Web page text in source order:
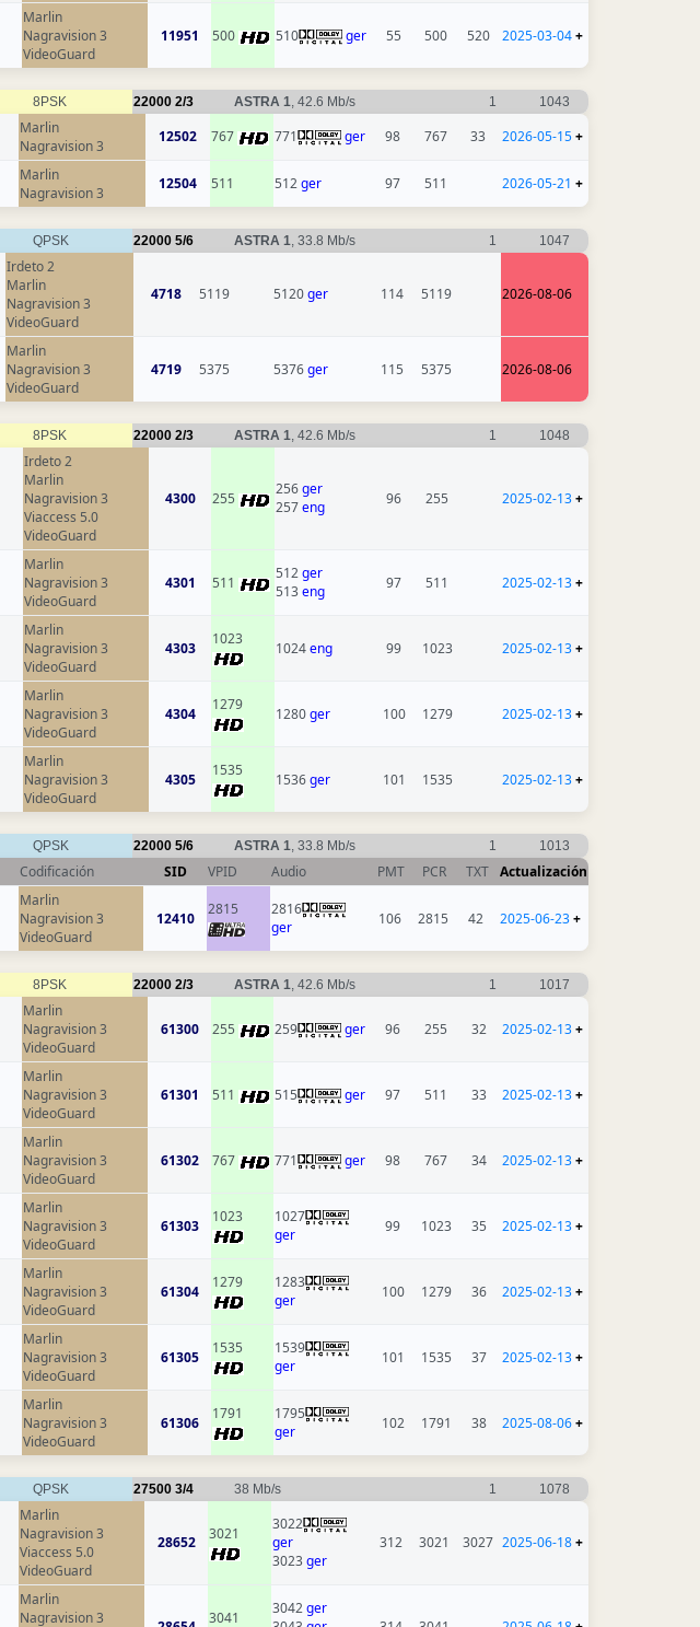
Marlin
Nagravision 3
VideoGuard
11951 500 510 ger 55 500 520 2025-03-04+
8PSK 22000 2/3 ASTRA 1, 42.6 Mb/s 1 1043
Marlin
Nagravision 3
12502 767 771 ger 98 767 33 2026-05-15+
Marlin
Nagravision 3
12504 511 512ger 97 511 2026-05-21 +
QPSK 22000 5/6 ASTRA 1, 33.8 Mb/s 1 1047
Irdeto 2
Marlin
Nagravision 3
VideoGuard
4718 5119 5120ger 114 5119 2026-08-06
Marlin
Nagravision 3
VideoGuard
4719 5375 5376ger 115 5375 2026-08-06
8PSK 22000 2/3 ASTRA 1, 42.6 Mb/s 1 1048
Irdeto 2
Marlin
Nagravision 3
Viaccess 5.0
VideoGuard
4300 255
256ger
257eng 96 255 2025-02-13+
Marlin
Nagravision 3
VideoGuard
4301 511
512ger
513eng 97 511 2025-02-13+
Marlin
Nagravision 3
VideoGuard
4303
1023
1024eng 99 1023 2025-02-13+
Marlin
Nagravision 3
VideoGuard
4304
1279
1280ger 100 1279 2025-02-13+
Marlin
Nagravision 3
VideoGuard
4305
1535
1536ger 101 1535 2025-02-13+
QPSK 22000 5/6 ASTRA 1, 33.8 Mb/s 1 1013
Codificación SID VPID Audio PMT PCR TXT Actualización
Marlin
Nagravision 3
VideoGuard
12410
2815
2816
ger
106 2815 42 2025-06-23+
8PSK 22000 2/3 ASTRA 1, 42.6 Mb/s 1 1017
Marlin
Nagravision 3
VideoGuard
61300 255 259 ger 96 255 32 2025-02-13+
Marlin
Nagravision 3
VideoGuard
61301 511 515 ger 97 511 33 2025-02-13+
Marlin
Nagravision 3
VideoGuard
61302 767 771 ger 98 767 34 2025-02-13+
Marlin
Nagravision 3
VideoGuard
61303
1023
1027
ger
99 1023 35 2025-02-13+
Marlin
Nagravision 3
VideoGuard
61304
1279
1283
ger
100 1279 36 2025-02-13+
Marlin
Nagravision 3
VideoGuard
61305
1535
1539
ger
101 1535 37 2025-02-13+
Marlin
Nagravision 3
VideoGuard
61306
1791
1795
ger
102 1791 38 2025-08-06+
QPSK 27500 3/4 38 Mb/s 1 1078
Marlin
Nagravision 3
Viaccess 5.0
VideoGuard
28652 3021
3022
ger
3023ger
312 3021 3027 2025-06-18+
Marlin
Nagravision 3
3041
3042ger